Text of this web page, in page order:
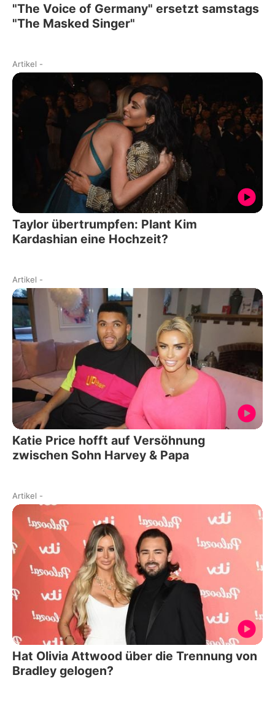
"The Voice of Germany" ersetzt samstags
"The Masked Singer"
Artikel -
Taylor übertrumpfen: Plant Kim
Kardashian eine Hochzeit?
Artikel -
Katie Price hofft auf Versöhnung
zwischen Sohn Harvey & Papa
Artikel -
Hat Olivia Attwood über die Trennung von
Bradley gelogen?